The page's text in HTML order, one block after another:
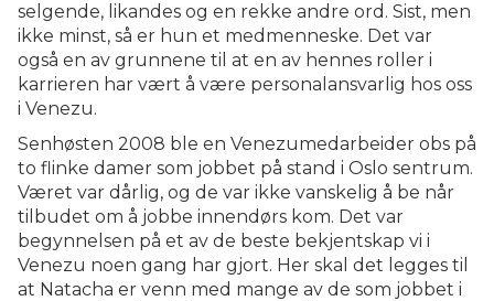
selgende, likandes og en rekke andre ord. Sist, men
ikke minst, så er hun et medmenneske. Det var
også en av grunnene til at en av hennes roller i
karrieren har vært å være personalansvarlig hos oss
i Venezu.
Senhøsten 2008 ble en Venezumedarbeider obs på
to flinke damer som jobbet på stand i Oslo sentrum.
Været var dårlig, og de var ikke vanskelig å be når
tilbudet om å jobbe innendørs kom. Det var
begynnelsen på et av de beste bekjentskap vi i
Venezu noen gang har gjort. Her skal det legges til
at Natacha er venn med mange av de som jobbet i